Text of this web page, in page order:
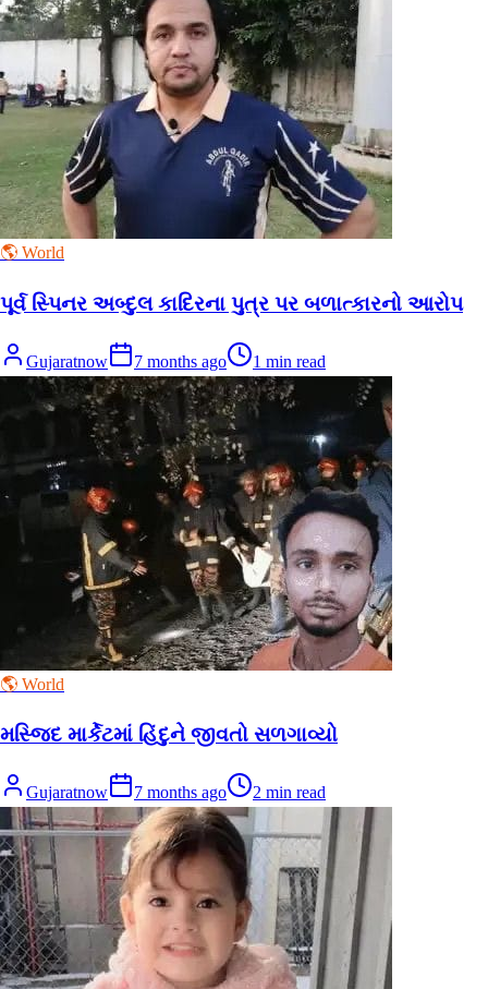
🌎 World
પૂર્વ સ્પિનર ​​અબ્દુલ કાદિરના પુત્ર પર બળાત્કારનો આરોપ
Gujaratnow 7 months ago 1 min read
🌎 World
મસ્જિદ માર્કેટમાં હિંદુને જીવતો સળગાવ્યો
Gujaratnow 7 months ago 2 min read